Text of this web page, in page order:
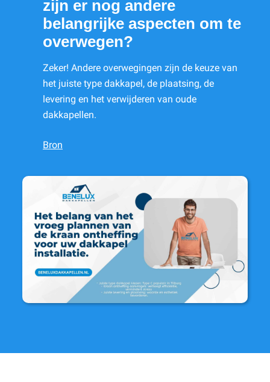
zijn er nog andere
belangrijke aspecten om te
overwegen?
Zeker! Andere overwegingen zijn de keuze van
het juiste type dakkapel, de plaatsing, de
levering en het verwijderen van oude
dakkapellen.
Bron